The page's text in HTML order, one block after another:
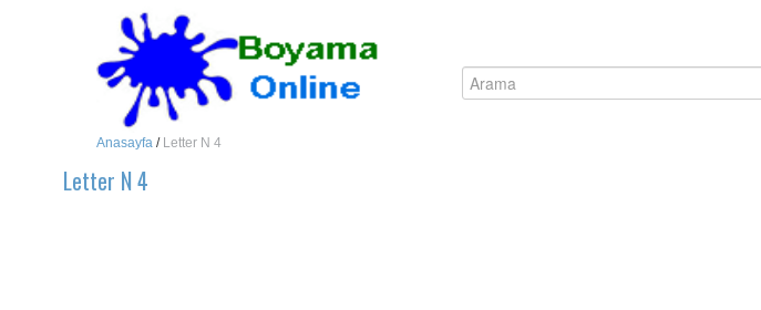
Anasayfa / Letter N 4
Letter N 4